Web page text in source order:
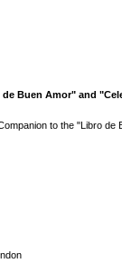
Buen Amor" and
to the "Libro de